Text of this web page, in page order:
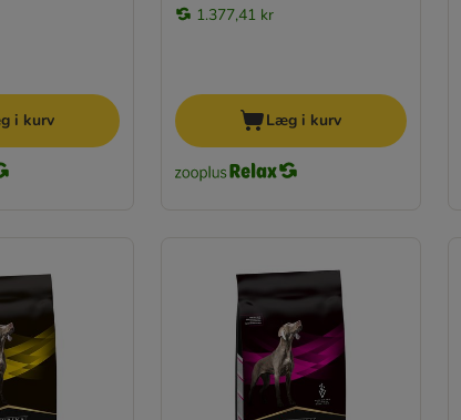
i kurv
1.377,41 kr
Læg i kurv